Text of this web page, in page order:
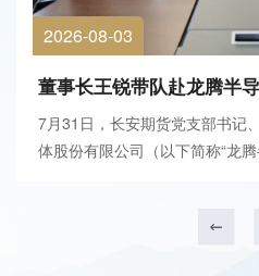
2026-08-03
董事长王锐带队赴龙腾半
7月31日，长安期货党支部书记
体股份有限公司（以下简称“龙
关负责人参加会议。会前，徐西